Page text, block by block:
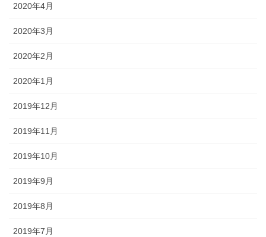
2020年4月
2020年3月
2020年2月
2020年1月
2019年12月
2019年11月
2019年10月
2019年9月
2019年8月
2019年7月